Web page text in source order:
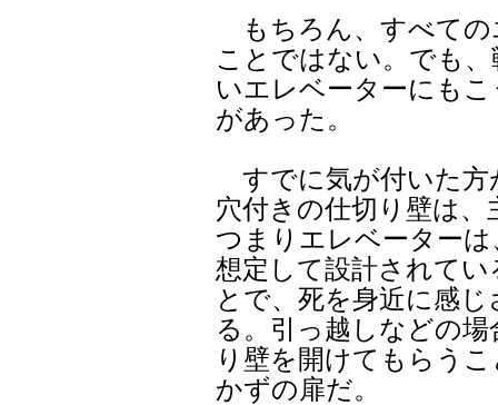
もちろん、すべての
ことではない。でも
いエレベーターにも
があった。
すでに気が付いた方
穴付きの仕切り壁は
つまりエレベーター
想定して設計されて
とで、死を身近に感
る。引っ越しなどの
り壁を開けてもらう
かずの扉だ。